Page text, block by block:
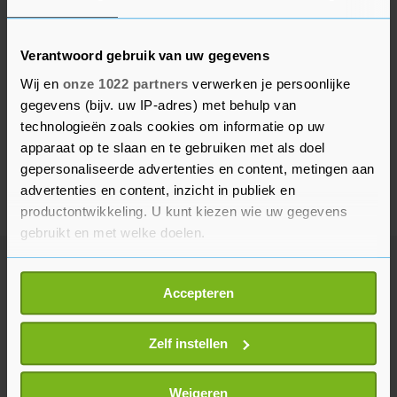
Verantwoord gebruik van uw gegevens
Wij en onze 1022 partners verwerken je persoonlijke
gegevens (bijv. uw IP-adres) met behulp van
technologieën zoals cookies om informatie op uw
apparaat op te slaan en te gebruiken met als doel
gepersonaliseerde advertenties en content, metingen aan
advertenties en content, inzicht in publiek en
productontwikkeling. U kunt kiezen wie uw gegevens
gebruikt en met welke doelen.
Als u het toestaat, willen we ook graag:
Informatie verzamelen over uw geografische
locatie, die tot een paar meter nauwkeurig kan zijn
Uw apparaat identificeren door het actief te
scannen op specifieke eigenschappen (fingerprinting)
Lees meer over hoe uw persoonlijke gegevens worden
Accepteren
Zelf instellen
Weigeren
Meer uit Binnenland
Brand bij recyclingbedrijf
Rotterdam onder controle